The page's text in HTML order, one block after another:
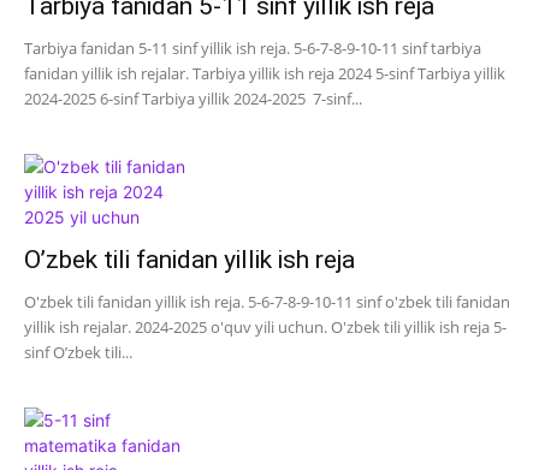
Tarbiya fanidan 5-11 sinf yillik ish reja
Tarbiya fanidan 5-11 sinf yillik ish reja. 5-6-7-8-9-10-11 sinf tarbiya
fanidan yillik ish rejalar. Tarbiya yillik ish reja 2024 5-sinf Tarbiya yillik
2024-2025 6-sinf Tarbiya yillik 2024-2025 7-sinf...
O’zbek tili fanidan yillik ish reja
O'zbek tili fanidan yillik ish reja. 5-6-7-8-9-10-11 sinf o'zbek tili fanidan
yillik ish rejalar. 2024-2025 o'quv yili uchun. O'zbek tili yillik ish reja 5-
sinf O’zbek tili...